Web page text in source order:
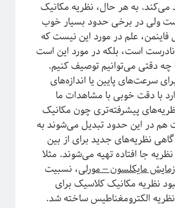
می‌کند. به هر حال، نظریه‌ مکانیک
ولی در برخی حدود بسیار خوب
فاینمن، علم در مورد این نیست که
است، بلکه در مورد این است
چه دقتی می‌توانیم توصیف کنیم.
سرعت‌های پایین یا اندازه‌های
با دقت خوبی با مشاهدات ما
پیشرفته‌تری چون مکانیک
هم در این حدود تبدیل می‌شوند به
نظریه‌های جدید برای از بین
جا افتاده تهیه می‌شوند. مثلا
مایکلسون – مورلی، نسبیت
نظریه مکانیک کلاسیک برای
نظریه الکترومغناطیس ساخته شد.